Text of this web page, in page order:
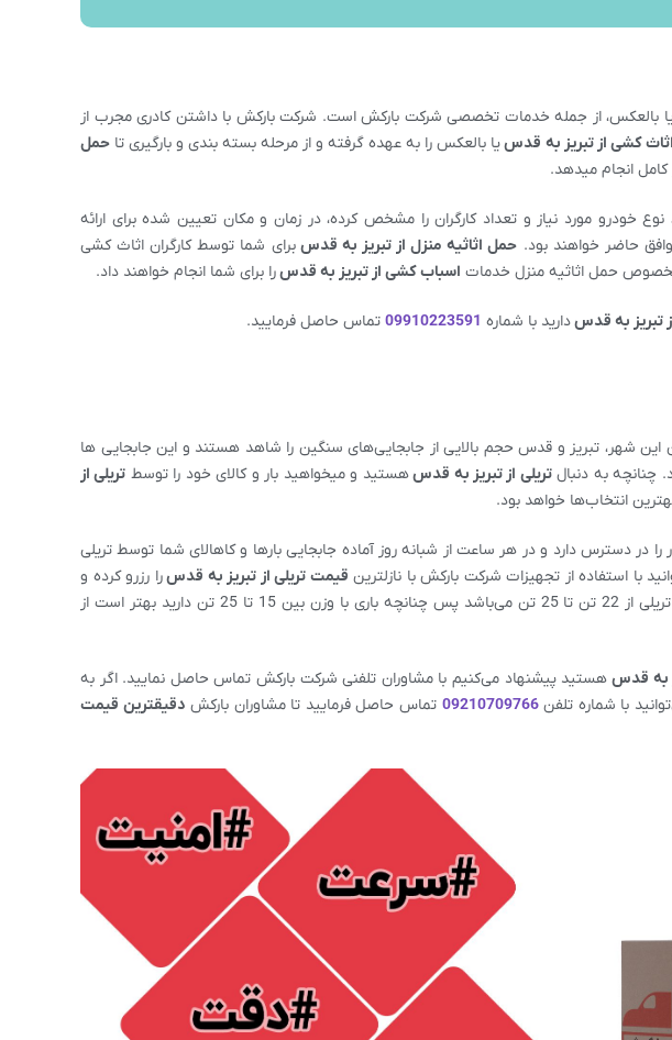
بالعکس، از جمله خدمات تخصصی شرکت بارکش است. شرکت بارکش با داشتن کادری مجرب از
اثاث کشی ازتبریز به قدسیا بالعکس را به عهده گرفته و از مرحله بسته بندی و بارگیری تا حمل
کامل انجام میدهد.
خودرو مورد نیاز و تعداد کارگران را مشخص کرده، در زمان و مکان تعیین شده برای ارائه
حاضر خواهند بود. حمل اثاثیه منزل ازتبریز به قدسبرای شما توسط کارگران اثاث کشی
حمل اثاثیه منزل خدمات اسباب کشی از تبریز به قدسرا برای شما انجام خواهند داد.
تبریز به قدسدارید با شماره 09910223591 تماس حاصل فرمایید.
این شهر، تبریز و قدس حجم بالایی از جابجایی‌های سنگین را شاهد هستند و این جابجایی ها
چنانچه به دنبالتریلی از تبریز به قدسهستید و میخواهید بار و کالای خود را توسط تریلی از
انتخاب‌ها خواهد بود.
را در دسترس دارد و در هر ساعت از شبانه روز آماده جابجایی بارها و کاهالای شما توسط تریلی
با استفاده از تجهیزات شرکت بارکش با نازلترین قیمت تریلی از تبریز به قدسرا رزرو کرده و
در محل مورد نظر دریافت نمایید. حداکثر ظرفیت بار تریلی از 22 تن تا 25 تن می‌باشد پس چنانچه باری با وزن بین 15 تا 25 تن دارید بهتر است از
به قدس هستید پیشنهاد می‌کنیم با مشاوران تلفنی شرکت بارکش تماس حاصل نمایید. اگر به
با شماره تلفن09210709766 تماس حاصل فرمایید تا مشاوران بارکش دقیقترین قیمت